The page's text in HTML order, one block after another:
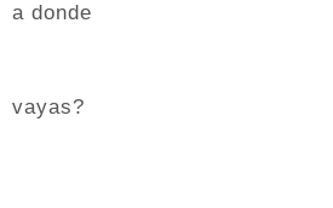
a donde
vayas?